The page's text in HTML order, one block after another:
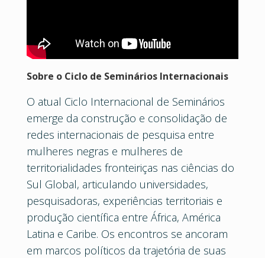
Sobre o Ciclo de Seminários Internacionais
O atual Ciclo Internacional de Seminários
emerge da construção e consolidação de
redes internacionais de pesquisa entre
mulheres negras e mulheres de
territorialidades fronteiriças nas ciências do
Sul Global, articulando universidades,
pesquisadoras, experiências territoriais e
produção científica entre África, América
Latina e Caribe. Os encontros se ancoram
em marcos políticos da trajetória de suas